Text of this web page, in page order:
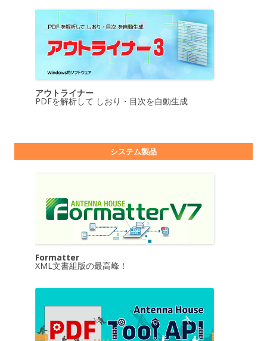
アウトライナー
PDFを解析して しおり・目次を自動生成
システム製品
Formatter
XML文書組版の最高峰！